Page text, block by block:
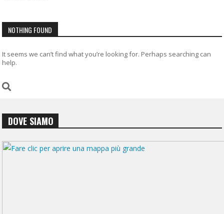
NOTHING FOUND
It seems we can’t find what you’re looking for. Perhaps searching can
help.
DOVE SIAMO